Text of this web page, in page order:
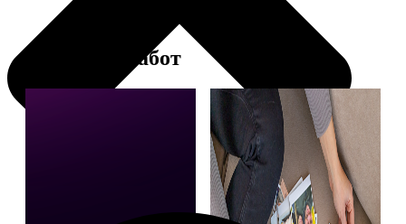
Примеры работ